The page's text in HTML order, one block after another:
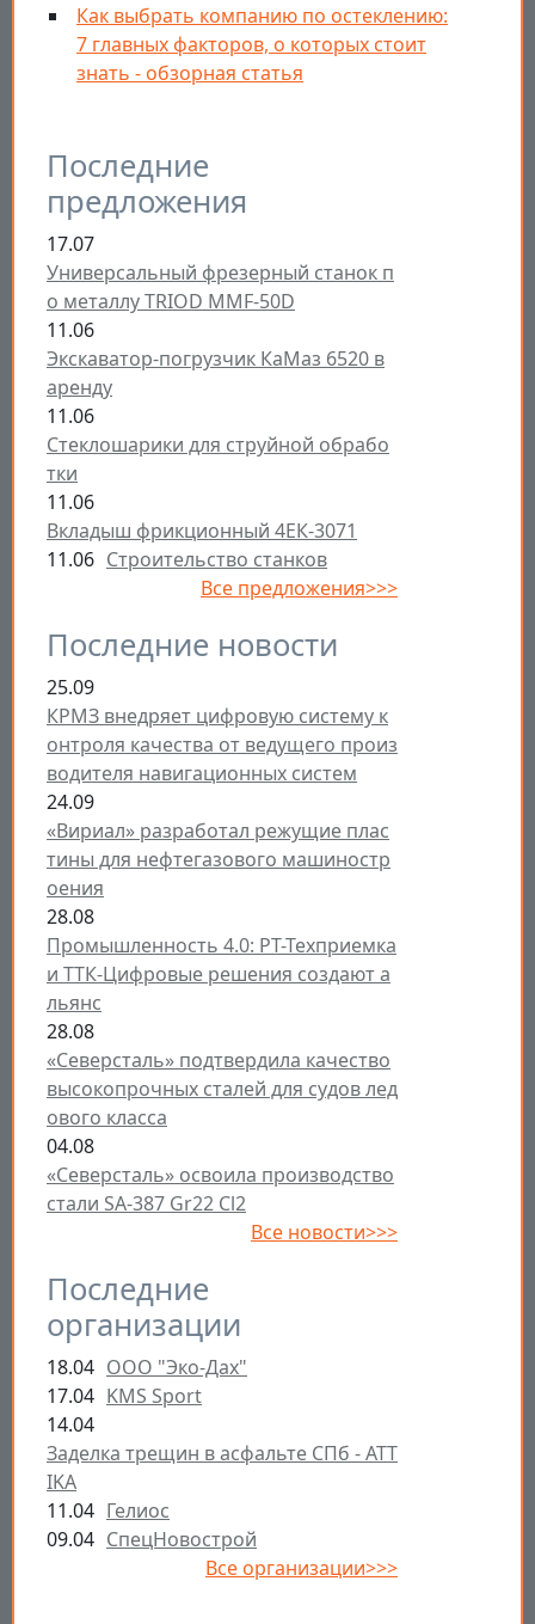
Последние
предложения
17.07
Универсальный фрезерный станок п
о металлу TRIOD MMF-50D
11.06
Экскаватор-погрузчик КаМаз 6520 в
аренду
11.06
Стеклошарики для струйной обрабо
тки
11.06
Вкладыш фрикционный 4ЕК-3071
11.06 Строительство станков
Все предложения>>>
Последние новости
25.09
КРМЗ внедряет цифровую систему к
онтроля качества от ведущего произ
водителя навигационных систем
24.09
«Вириал» разработал режущие плас
тины для нефтегазового машиностр
оения
28.08
Промышленность 4.0: РТ-Техприемка
и ТТК-Цифровые решения создают а
льянс
28.08
«Северсталь» подтвердила качество
высокопрочных сталей для судов лед
ового класса
04.08
«Северсталь» освоила производство
стали SA-387 Gr22 Cl2
Все новости>>>
Последние
организации
18.04 ООО "Эко-Дах"
17.04 KMS Sport
14.04
Заделка трещин в асфальте СПб - ATT
IKA
11.04 Гелиос
09.04 СпецНовострой
Все организации>>>
Как выбрать компанию по остеклению:
7 главных факторов, о которых стоит
знать - обзорная статья